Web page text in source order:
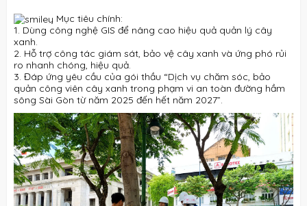
Mục tiêu chính:
1. Dùng công nghệ GIS để nâng cao hiệu quả quản lý cây
xanh.
2. Hỗ trợ công tác giám sát, bảo vệ cây xanh và ứng phó rủi
ro nhanh chóng, hiệu quả.
3. Đáp ứng yêu cầu của gói thầu “Dịch vụ chăm sóc, bảo
quản công viên cây xanh trong phạm vi an toàn đường hầm
sông Sài Gòn từ năm 2025 đến hết năm 2027”.